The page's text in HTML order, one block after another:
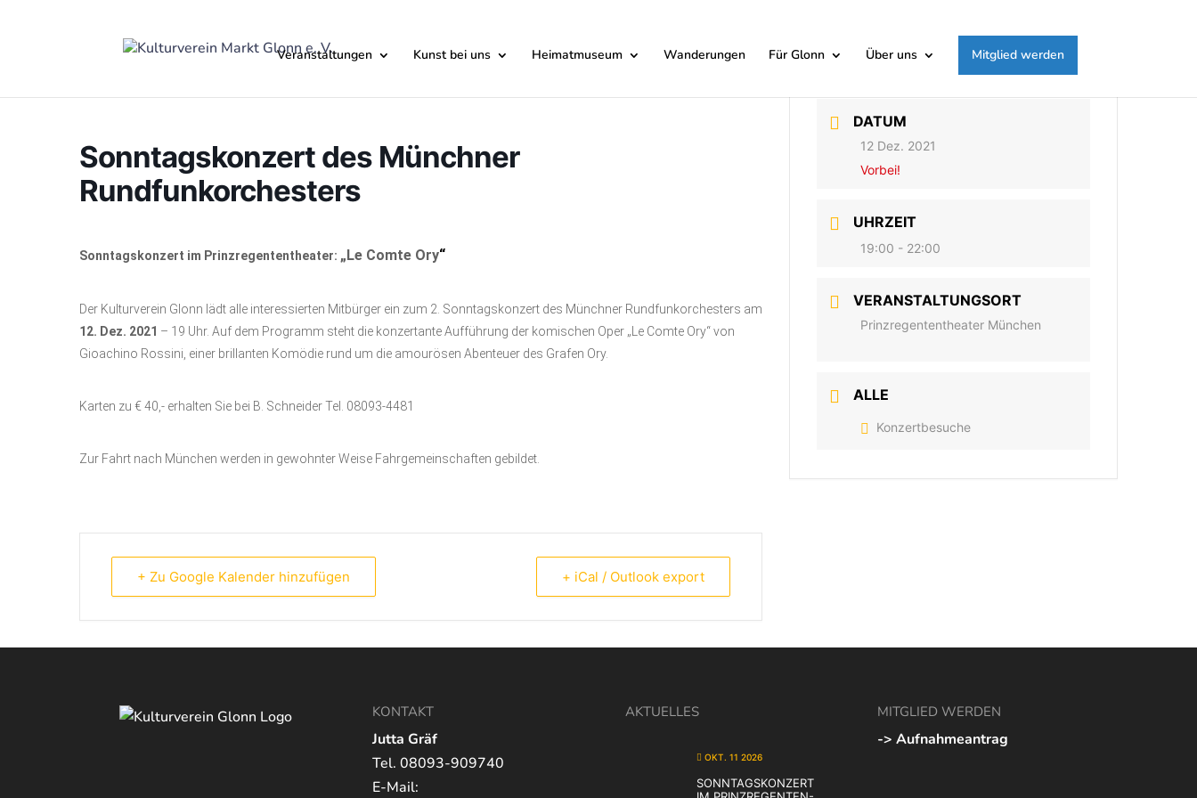
Veranstaltungen Kunst bei uns Heimatmuseum Wanderungen Für Glonn Über uns Mitglied werden
Sonntagskonzert des Münchner
Rundfunkorchesters
Sonntagskonzert im Prinzregententheater: „Le Comte Ory“
Der Kulturverein Glonn lädt alle interessierten Mitbürger ein zum 2. Sonntagskonzert des Münchner Rundfunkorchesters am
12. Dez. 2021 – 19 Uhr. Auf dem Programm steht die konzertante Aufführung der komischen Oper „Le Comte Ory“ von
Gioachino Rossini, einer brillanten Komödie rund um die amourösen Abenteuer des Grafen Ory.
Karten zu € 40,- erhalten Sie bei B. Schneider Tel. 08093-4481
Zur Fahrt nach München werden in gewohnter Weise Fahrgemeinschaften gebildet.
+ Zu Google Kalender hinzufügen + iCal / Outlook export
DATUM
12 Dez. 2021
Vorbei!
UHRZEIT
19:00 - 22:00
VERANSTALTUNGSORT
Prinzregententheater München
ALLE
Konzertbesuche
KONTAKT
Jutta Gräf
Tel. 08093-909740
E-Mail:
AKTUELLES
OKT. 11 2026
SONNTAGSKONZERT
MITGLIED WERDEN
-> Aufnahmeantrag